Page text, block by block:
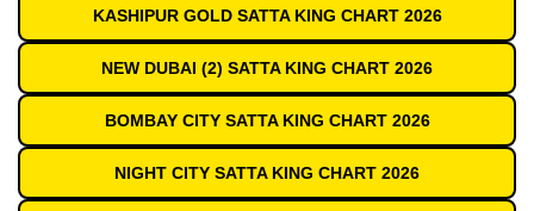
KASHIPUR GOLD SATTA KING CHART 2026
NEW DUBAI (2) SATTA KING CHART 2026
BOMBAY CITY SATTA KING CHART 2026
NIGHT CITY SATTA KING CHART 2026